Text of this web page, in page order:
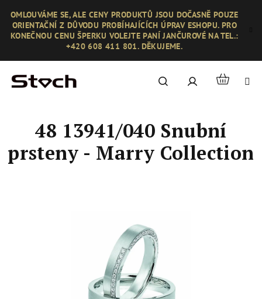
obsah
OMLOUVÁME SE, ALE CENY PRODUKTŮ JSOU DOČASNĚ POUZE
ORIENTAČNÍ Z DŮVODU PROBÍHAJÍCÍCH ÚPRAV ESHOPU. PRO
KONEČNOU CENU ŠPERKU VOLEJTE PANÍ JANČUROVÉ NA TEL.:
+420 608 411 801. DĚKUJEME.
Hledat PřihlášeníNákupní
48 13941/040 Snubní
prsteny - Marry Collection